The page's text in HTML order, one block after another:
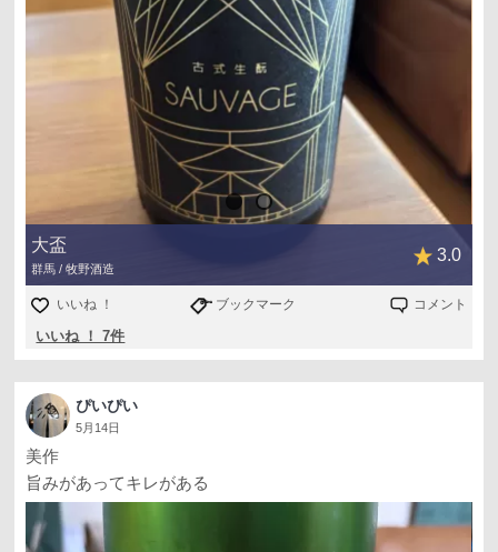
大盃
群馬 / 牧野酒造
3.0
いいね ！ ブックマーク コメント
いいね ！ 7件
ぴいぴい
5月14日
美作
旨みがあってキレがある